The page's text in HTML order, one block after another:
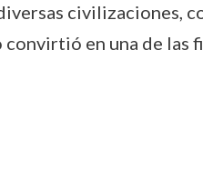
civilizaciones,
en una de las